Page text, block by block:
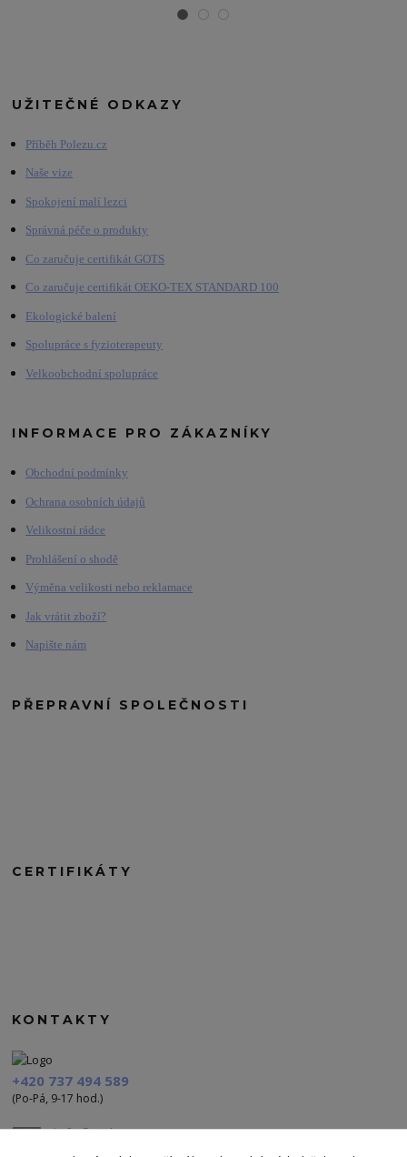
UŽITEČNÉ ODKAZY
Příběh Polezu.cz
Naše vize
Spokojení malí lezci
Správná péče o produkty
Co zaručuje certifikát GOTS
Co zaručuje certifikát OEKO-TEX STANDARD 100
Ekologické balení
Spolupráce s fyzioterapeuty
Velkoobchodní spolupráce
INFORMACE PRO ZÁKAZNÍKY
Obchodní podmínky
Ochrana osobních údajů
Velikostní rádce
Prohlášení o shodě
Výměna velikosti nebo reklamace
Jak vrátit zboží?
Napište nám
PŘEPRAVNÍ SPOLEČNOSTI
CERTIFIKÁTY
KONTAKTY
+420 737 494 589
(Po-Pá, 9-17 hod.)
info@polezu.cz